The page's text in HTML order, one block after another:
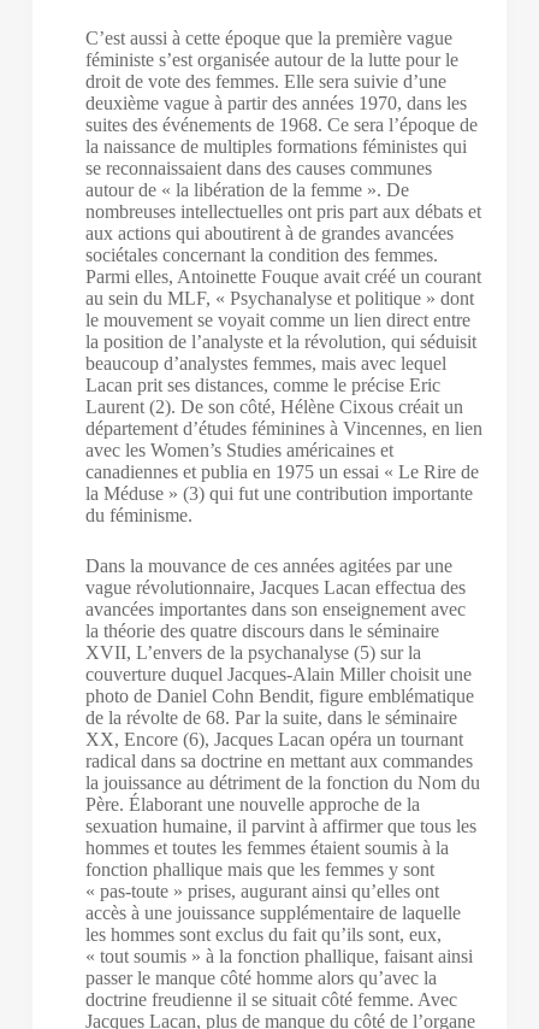
C’est aussi à cette époque que la première vague
féministe s’est organisée autour de la lutte pour le
droit de vote des femmes. Elle sera suivie d’une
deuxième vague à partir des années 1970, dans les
suites des événements de 1968. Ce sera l’époque de
la naissance de multiples formations féministes qui
se reconnaissaient dans des causes communes
autour de « la libération de la femme ». De
nombreuses intellectuelles ont pris part aux débats et
aux actions qui aboutirent à de grandes avancées
sociétales concernant la condition des femmes.
Parmi elles, Antoinette Fouque avait créé un courant
au sein du MLF, « Psychanalyse et politique » dont
le mouvement se voyait comme un lien direct entre
la position de l’analyste et la révolution, qui séduisit
beaucoup d’analystes femmes, mais avec lequel
Lacan prit ses distances, comme le précise Eric
Laurent (2). De son côté, Hélène Cixous créait un
département d’études féminines à Vincennes, en lien
avec les Women’s Studies américaines et
canadiennes et publia en 1975 un essai « Le Rire de
la Méduse » (3) qui fut une contribution importante
du féminisme.
Dans la mouvance de ces années agitées par une
vague révolutionnaire, Jacques Lacan effectua des
avancées importantes dans son enseignement avec
la théorie des quatre discours dans le séminaire
XVII, L’envers de la psychanalyse (5) sur la
couverture duquel Jacques-Alain Miller choisit une
photo de Daniel Cohn Bendit, figure emblématique
de la révolte de 68. Par la suite, dans le séminaire
XX, Encore (6), Jacques Lacan opéra un tournant
radical dans sa doctrine en mettant aux commandes
la jouissance au détriment de la fonction du Nom du
Père. Élaborant une nouvelle approche de la
sexuation humaine, il parvint à affirmer que tous les
hommes et toutes les femmes étaient soumis à la
fonction phallique mais que les femmes y sont
« pas-toute » prises, augurant ainsi qu’elles ont
accès à une jouissance supplémentaire de laquelle
les hommes sont exclus du fait qu’ils sont, eux,
« tout soumis » à la fonction phallique, faisant ainsi
passer le manque côté homme alors qu’avec la
doctrine freudienne il se situait côté femme. Avec
Jacques Lacan, plus de manque du côté de l’organe